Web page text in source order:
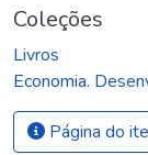
Coleções
Livros
Economia.
Página do